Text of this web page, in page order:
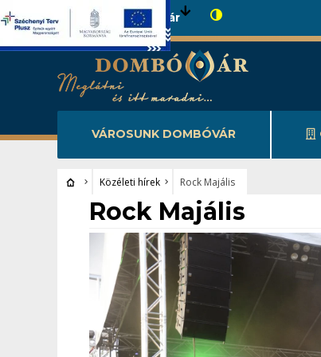
Városunk Dombóvár
VÁROSUNK DOMBÓVÁR
Közéleti hírek Rock Majális
Közéleti hírek
Rock Majális